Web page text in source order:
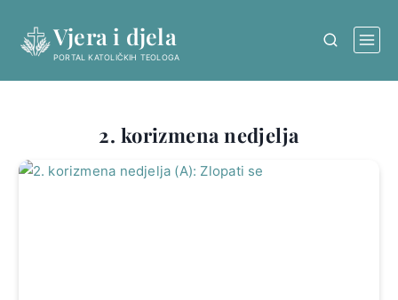
content
Vjera i djela
PORTAL KATOLIČKIH TEOLOGA
2. korizmena nedjelja